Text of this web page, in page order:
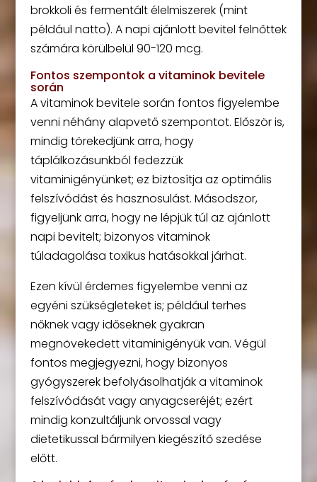
brokkoli és fermentált élelmiszerek (mint
például natto). A napi ajánlott bevitel felnőttek
számára körülbelül 90-120 mcg.
Fontos szempontok a vitaminok bevitele
során
A vitaminok bevitele során fontos figyelembe
venni néhány alapvető szempontot. Először is,
mindig törekedjünk arra, hogy
táplálkozásunkból fedezzük
vitaminigényünket; ez biztosítja az optimális
felszívódást és hasznosulást. Másodszor,
figyeljünk arra, hogy ne lépjük túl az ajánlott
napi bevitelt; bizonyos vitaminok
túladagolása toxikus hatásokkal járhat.
Ezen kívül érdemes figyelembe venni az
egyéni szükségleteket is; például terhes
nőknek vagy időseknek gyakran
megnövekedett vitaminigényük van. Végül
fontos megjegyezni, hogy bizonyos
gyógyszerek befolyásolhatják a vitaminok
felszívódását vagy anyagcseréjét; ezért
mindig konzultáljunk orvossal vagy
dietetikussal bármilyen kiegészítő szedése
előtt.